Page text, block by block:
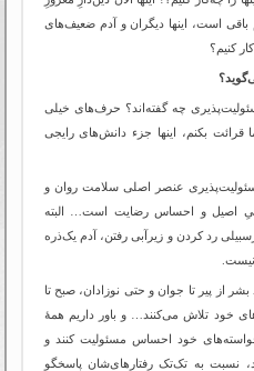
است، اینها دیگران و آدم ضعیف‌های
کنیم؟
چه گفته‌اند؟ حرف‌های خیلی
بکنم، اینها جزء دانش‌های رایجی
عنصر اصلی سلامت روان و
اصیل و احساس رضایت است… البته
رد کردن و زیرآبی رفتن، آدم یک‌ذره
بشر از پیر تا جوان و حتی نوزادان، صبح تا
خود تلاش می‌کنند… و باور داریم همۀ
خواسته‌های خود احساس مسئولیت کنند و
نسبت به تک‌تک رفتارهای‌شان پاسخگو